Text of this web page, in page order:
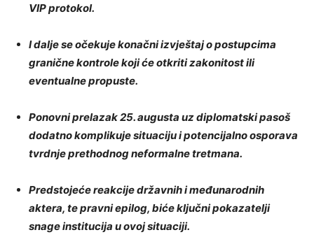
VIP protokol.
I dalje se očekuje konačni izvještaj o postupcima
granične kontrole koji će otkriti zakonitost ili
eventualne propuste.
Ponovni prelazak 25. augusta uz diplomatski pasoš
dodatno komplikuje situaciju i potencijalno osporava
tvrdnje prethodnog neformalne tretmana.
Predstojeće reakcije državnih i međunarodnih
aktera, te pravni epilog, biće ključni pokazatelji
snage institucija u ovoj situaciji.